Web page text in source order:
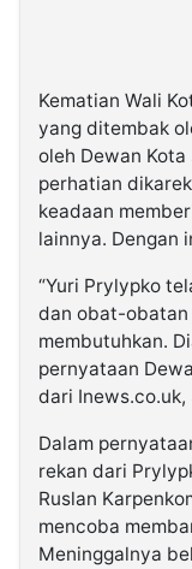
Kematian Wali
yang ditembak
oleh Dewan
perhatian
keadaan
lainnya. Dengan
“Yuri Prylypko
dan obat-obatan
membutuhkan.
pernyataan
dari Inews.co.uk,
Dalam
rekan dari
Ruslan
mencoba
Meninggalnya